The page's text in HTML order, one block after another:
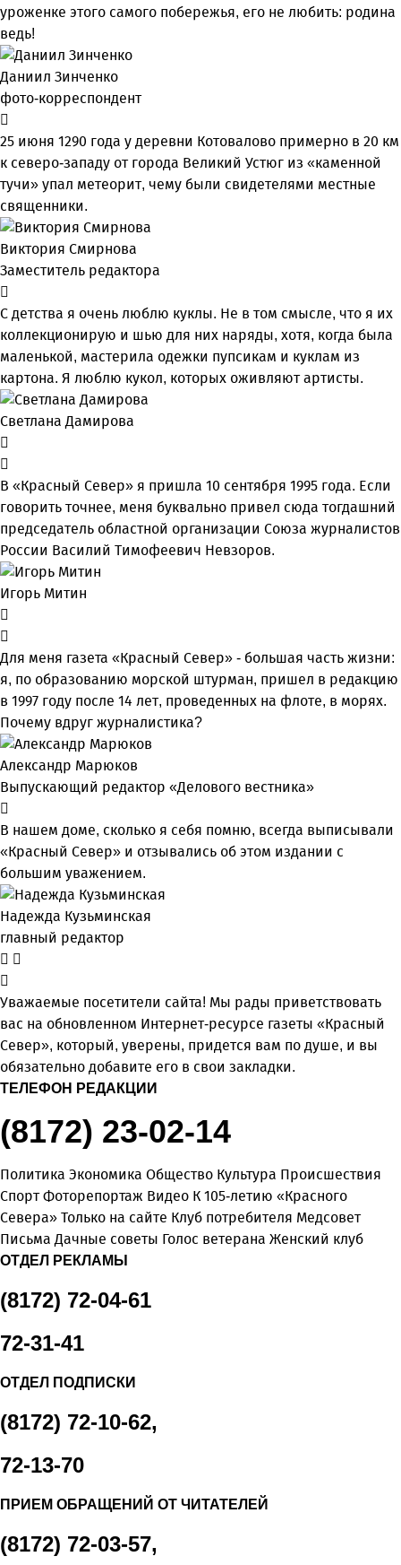
уроженке этого самого побережья, его не любить: родина
ведь!
Даниил Зинченко
фото-корреспондент
25 июня 1290 года у деревни Котовалово примерно в 20 км
к северо-западу от города Великий Устюг из «каменной
тучи» упал метеорит, чему были свидетелями местные
священники.
Виктория Смирнова
Заместитель редактора
С детства я очень люблю куклы. Не в том смысле, что я их
коллекционирую и шью для них наряды, хотя, когда была
маленькой, мастерила одежки пупсикам и куклам из
картона. Я люблю кукол, которых оживляют артисты.
Светлана Дамирова
В «Красный Север» я пришла 10 сентября 1995 года. Если
говорить точнее, меня буквально привел сюда тогдашний
председатель областной организации Союза журналистов
России Василий Тимофеевич Невзоров.
Игорь Митин
Для меня газета «Красный Север» - большая часть жизни:
я, по образованию морской штурман, пришел в редакцию
в 1997 году после 14 лет, проведенных на флоте, в морях.
Почему вдруг журналистика?
Александр Марюков
Выпускающий редактор «Делового вестника»
В нашем доме, сколько я себя помню, всегда выписывали
«Красный Север» и отзывались об этом издании с
большим уважением.
Надежда Кузьминская
главный редактор
Уважаемые посетители сайта! Мы рады приветствовать
вас на обновленном Интернет-ресурсе газеты «Красный
Север», который, уверены, придется вам по душе, и вы
обязательно добавите его в свои закладки.
ТЕЛЕФОН РЕДАКЦИИ
(8172) 23-02-14
Политика Экономика Общество Культура Происшествия
Спорт Фоторепортаж Видео К 105-летию «Красного
Севера» Только на сайте Клуб потребителя Медсовет
Письма Дачные советы Голос ветерана Женский клуб
ОТДЕЛ РЕКЛАМЫ
(8172) 72-04-61
72-31-41
ОТДЕЛ ПОДПИСКИ
(8172) 72-10-62,
72-13-70
ПРИЕМ ОБРАЩЕНИЙ ОТ ЧИТАТЕЛЕЙ
(8172) 72-03-57,